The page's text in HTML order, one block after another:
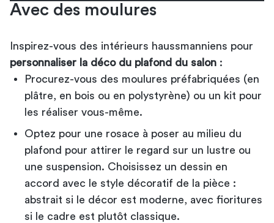
Avec des moulures
Inspirez-vous des intérieurs haussmanniens pour
personnaliser la déco du plafond du salon :
Procurez-vous des moulures préfabriquées (en
plâtre, en bois ou en polystyrène) ou un kit pour
les réaliser vous-même.
Optez pour une rosace à poser au milieu du
plafond pour attirer le regard sur un lustre ou
une suspension. Choisissez un dessin en
accord avec le style décoratif de la pièce :
abstrait si le décor est moderne, avec fioritures
si le cadre est plutôt classique.